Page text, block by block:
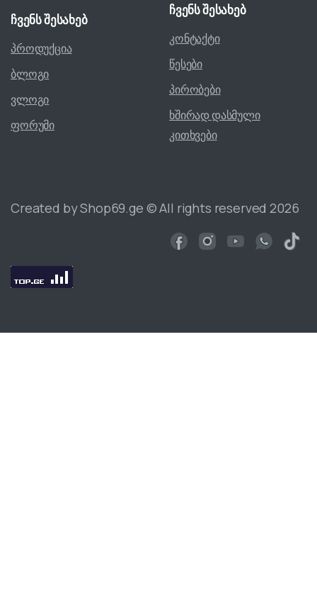
ჩვენსშესახებ
პროდუქცია
ბლოგი
ვლოგი
ფორუმი
ჩვენსშესახებ
კონტაქტი
წესები
პირობები
ხშირად დასმული
კითხვები
Created by Shop69.ge © All rights reserved 2026